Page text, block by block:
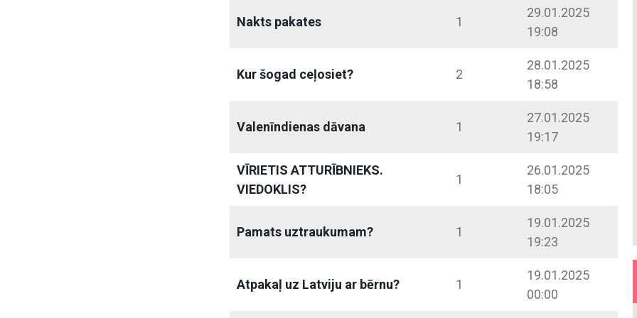
Nakts pakates 1
29.01.2025
19:08
Kur šogad ceļosiet? 2
28.01.2025
18:58
Valenīndienas dāvana 1
27.01.2025
19:17
VĪRIETIS ATTURĪBNIEKS.
VIEDOKLIS?
1
26.01.2025
18:05
Pamats uztraukumam? 1
19.01.2025
19:23
Atpakaļ uz Latviju ar bērnu? 1
19.01.2025
00:00